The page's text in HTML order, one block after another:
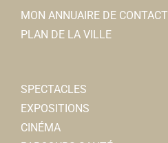
MON ANNUAIRE DE CONTACT
PLAN DE LA VILLE
SPECTACLES
EXPOSITIONS
CINÉMA